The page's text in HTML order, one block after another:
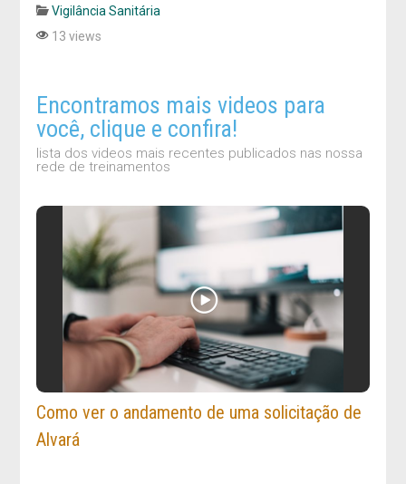
Vigilância Sanitária
13 views
Encontramos mais videos para
você, clique e confira!
lista dos videos mais recentes publicados nas nossa
rede de treinamentos
Como ver o andamento de uma solicitação de
Alvará